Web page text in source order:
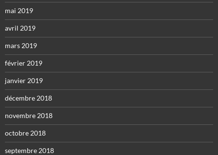
mai 2019
avril 2019
mars 2019
février 2019
janvier 2019
décembre 2018
novembre 2018
octobre 2018
septembre 2018